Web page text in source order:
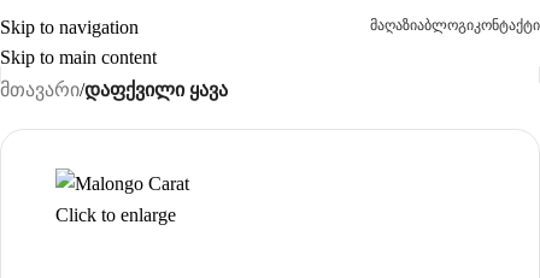
Skip to navigation
Skip to main content
მაღაზიაბლოგიკონტაქტი
მთავარი დაფქვილი ყავა
Click to enlarge